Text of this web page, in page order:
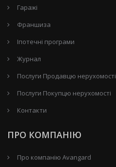
Гаражі
Франшиза
Іпотечні програми
Журнал
Послуги Продавцю нерухомості
Послуги Покупцю нерухомості
Контакти
ПРО КОМПАНІЮ
Про компанію Avangard